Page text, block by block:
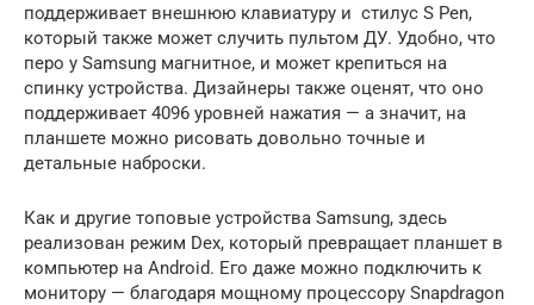
поддерживает внешнюю клавиатуру и стилус S Pen,
который также может случить пультом ДУ. Удобно, что
перо у Samsung магнитное, и может крепиться на
спинку устройства. Дизайнеры также оценят, что оно
поддерживает 4096 уровней нажатия — а значит, на
планшете можно рисовать довольно точные и
детальные наброски.
Как и другие топовые устройства Samsung, здесь
реализован режим Dex, который превращает планшет в
компьютер на Android. Его даже можно подключить к
монитору — благодаря мощному процессору Snapdragon